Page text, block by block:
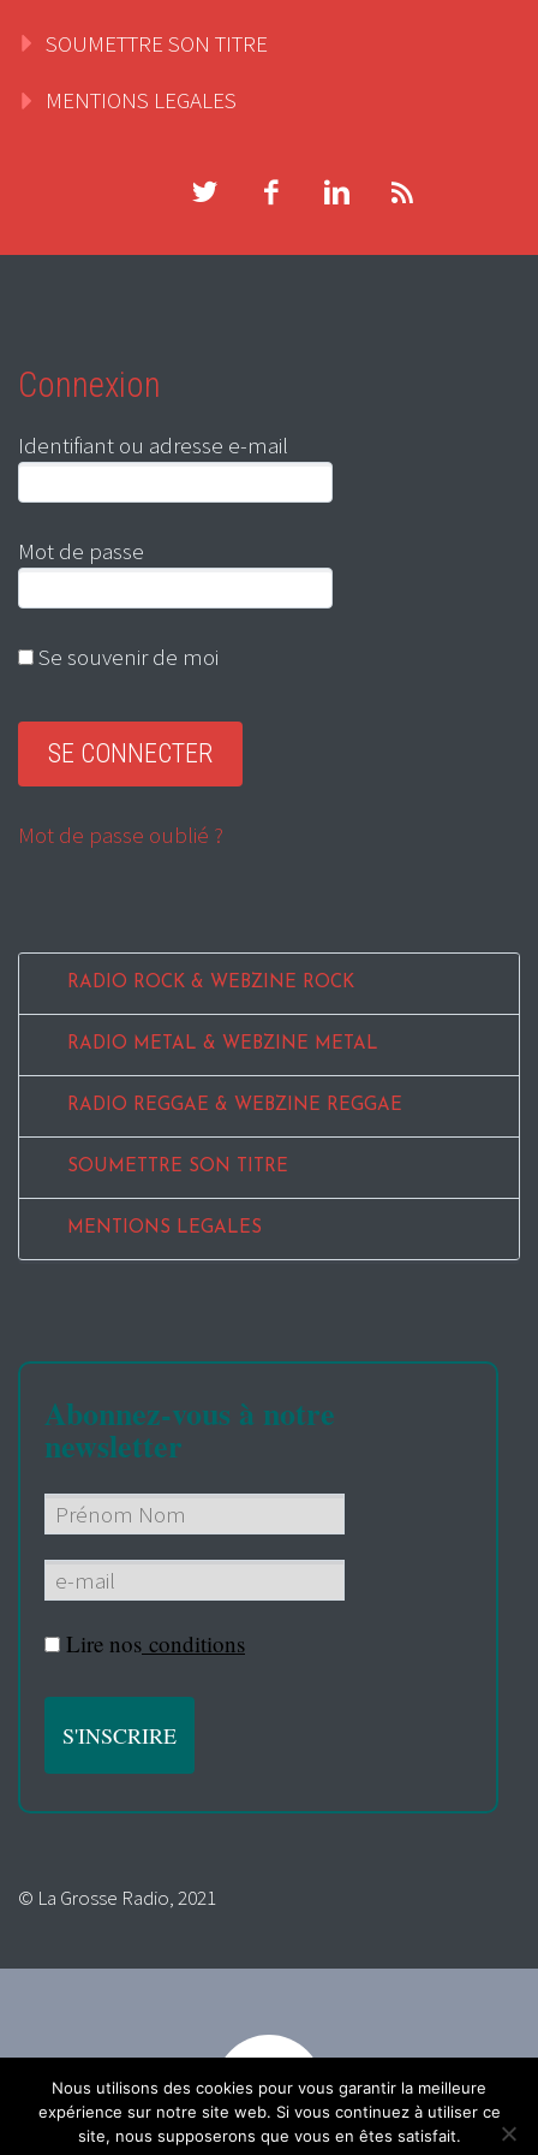
SOUMETTRE SON TITRE
MENTIONS LEGALES
Connexion
Identifiant ou adresse e-mail
Mot de passe
Se souvenir de moi
Mot de passe oublié ?
RADIO ROCK & WEBZINE ROCK
RADIO METAL & WEBZINE METAL
RADIO REGGAE & WEBZINE REGGAE
SOUMETTRE SON TITRE
MENTIONS LEGALES
Abonnez-vous à notre
newsletter
Lire nos conditions
© La Grosse Radio, 2021
Nous utilisons des cookies pour vous garantir la meilleure
expérience sur notre site web. Si vous continuez à utiliser ce
site, nous supposerons que vous en êtes satisfait.